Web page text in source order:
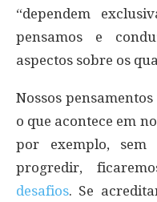
“dependem
pensamos e
aspectos sobre os
Nossos
o que acontece em
por exemplo, sem
progredir,
desafios. Se